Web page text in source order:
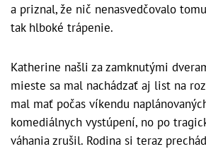
a priznal, že nič nenasvedčovalo
tak hlboké trápenie.
Katherine našli za zamknutými
mieste sa mal nachádzať aj list na
mal mať počas víkendu
komediálnych vystúpení, no po
váhania zrušil. Rodina si teraz